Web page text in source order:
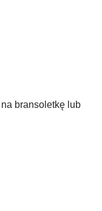
bransoletkę lub